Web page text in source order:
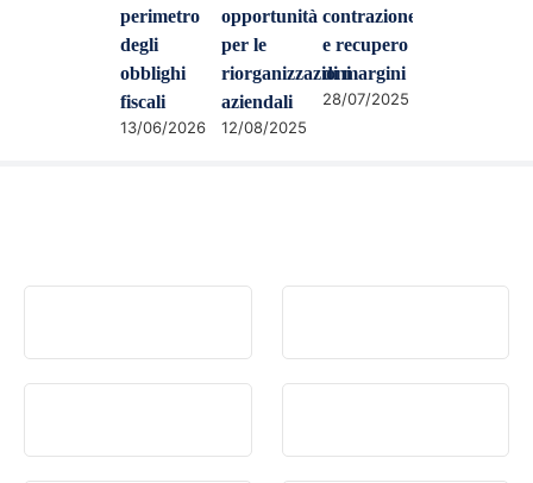
perimetro
degli
obblighi
fiscali
13/06/2026
opportunità
per le
riorganizzazioni
aziendali
12/08/2025
contrazione
e recupero
di margini
28/07/2025